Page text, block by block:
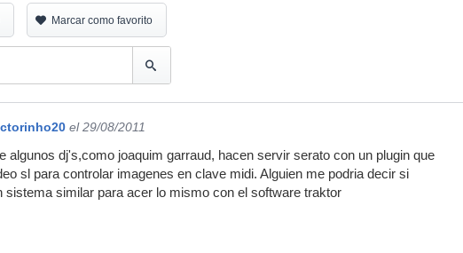
Marcar como favorito
el 29/08/2011
algunos dj's,como joaquim garraud, hacen servir serato con un plugin que
sl para controlar imagenes en clave midi. Alguien me podria decir si
sistema similar para acer lo mismo con el software traktor